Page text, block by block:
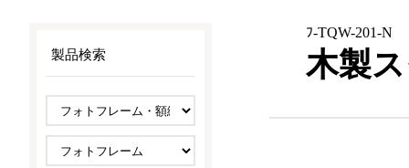
ノート・
スマートフォン・
タブレット関連
オーダー手帳・ノベルティ制作
ドキュメントスキャニングサービス
IR情報
サステナビリティ
ﾌ-TQW-201-N
木製
製品検索